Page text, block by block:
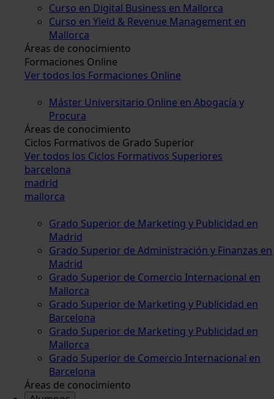
Curso en Digital Business en Mallorca
Curso en Yield & Revenue Management en
Mallorca
Áreas de conocimiento
Formaciones Online
Ver todos los Formaciones Online
Máster Universitario Online en Abogacía y
Procura
Áreas de conocimiento
Ciclos Formativos de Grado Superior
Ver todos los Ciclos Formativos Superiores
barcelona
madrid
mallorca
Grado Superior de Marketing y Publicidad en
Madrid
Grado Superior de Administración y Finanzas en
Madrid
Grado Superior de Comercio Internacional en
Mallorca
Grado Superior de Marketing y Publicidad en
Barcelona
Grado Superior de Marketing y Publicidad en
Mallorca
Grado Superior de Comercio Internacional en
Barcelona
Áreas de conocimiento